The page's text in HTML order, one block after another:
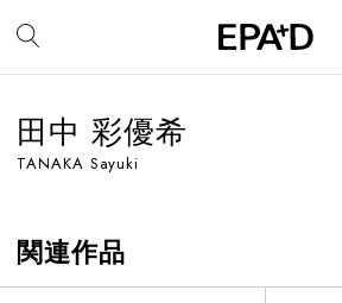
田中 彩優希
TANAKA Sayuki
関連作品